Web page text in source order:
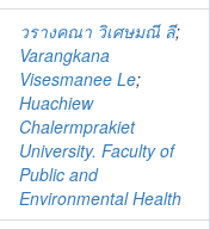
วรางคณา วิเศษมณี ลี;
Varangkana
Visesmanee Le;
Huachiew
Chalermprakiet
University. Faculty of
Public and
Environmental Health